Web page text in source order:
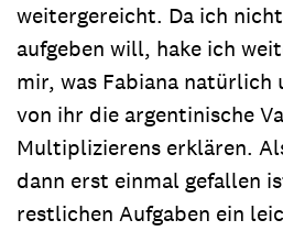
weitergereicht. Da ich
aufgeben will, hake ich
mir, was Fabiana
von ihr die argentinische
Multiplizierens erklären.
dann erst einmal gefallen
restlichen Aufgaben ein